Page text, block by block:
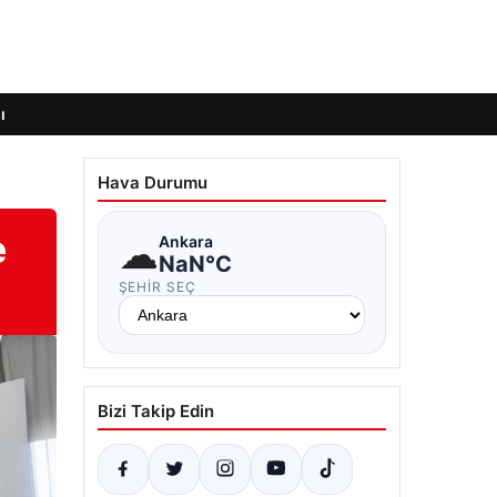
Hava Durumu
☁Ankara
NaN°C
ŞEHIR SEÇ
Bizi Takip Edin